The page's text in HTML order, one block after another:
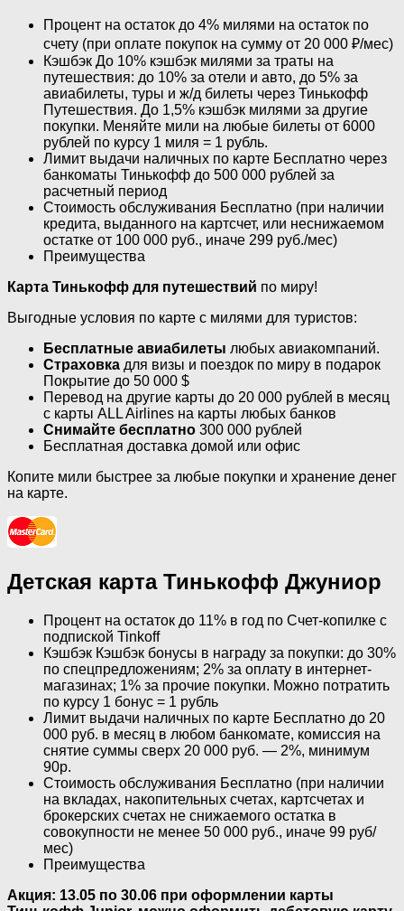
Процент на остаток до 4% милями на остаток по
счету (при оплате покупок на сумму от 20 000 ₽/мес)
Кэшбэк До 10% кэшбэк милями за траты на
путешествия: до 10% за отели и авто, до 5% за
авиабилеты, туры и ж/д билеты через Тинькофф
Путешествия. До 1,5% кэшбэк милями за другие
покупки. Меняйте мили на любые билеты от 6000
рублей по курсу 1 миля = 1 рубль.
Лимит выдачи наличных по карте Бесплатно через
банкоматы Тинькофф до 500 000 рублей за
расчетный период
Стоимость обслуживания Бесплатно (при наличии
кредита, выданного на картсчет, или неснижаемом
остатке от 100 000 руб., иначе 299 руб./мес)
Преимущества
Карта Тинькофф для путешествий по миру!
Выгодные условия по карте с милями для туристов:
Бесплатные авиабилеты любых авиакомпаний.
Страховка для визы и поездок по миру в подарок
Покрытие до 50 000 $
Перевод на другие карты до 20 000 рублей в месяц
с карты ALL Airlines на карты любых банков
Снимайте бесплатно 300 000 рублей
Бесплатная доставка домой или офис
Копите мили быстрее за любые покупки и хранение денег
на карте.
Детская карта Тинькофф Джуниор
Процент на остаток до 11% в год по Счет-копилке с
подпиской Tinkoff
Кэшбэк Кэшбэк бонусы в награду за покупки: до 30%
по спецпредложениям; 2% за оплату в интернет-
магазинах; 1% за прочие покупки. Можно потратить
по курсу 1 бонус = 1 рубль
Лимит выдачи наличных по карте Бесплатно до 20
000 руб. в месяц в любом банкомате, комиссия на
снятие суммы сверх 20 000 руб. — 2%, минимум
90р.
Стоимость обслуживания Бесплатно (при наличии
на вкладах, накопительных счетах, картсчетах и
брокерских счетах не снижаемого остатка в
совокупности не менее 50 000 руб., иначе 99 руб/
мес)
Преимущества
Акция: 13.05 по 30.06 при оформлении карты